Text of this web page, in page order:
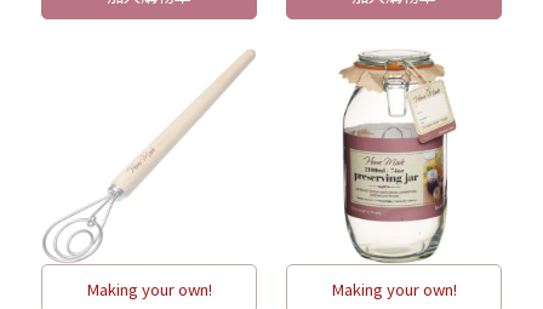
Making your own! Making your own!